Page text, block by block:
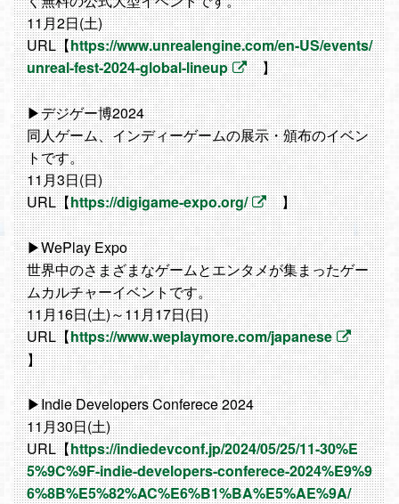
11月2日(土)
URL【https://www.unrealengine.com/en-US/events/
unreal-fest-2024-global-lineup
】
▶デジゲー博2024
同人ゲーム、インディーゲームの展示・頒布のイベン
トです。
11月3日(日)
URL【https://digigame-expo.org/ 】
▶WePlay Expo
世界中のさまざまなゲームとエンタメが集まったゲー
ムカルチャーイベントです。
11月16日(土)～11月17日(日)
URL【https://www.weplaymore.com/japanese
】
▶Indie Developers Conferece 2024
11月30日(土)
URL【https://indiedevconf.jp/2024/05/25/11-30%E
5%9C%9F-indie-developers-conferece-2024%E9%9
6%8B%E5%82%AC%E6%B1%BA%E5%AE%9A/